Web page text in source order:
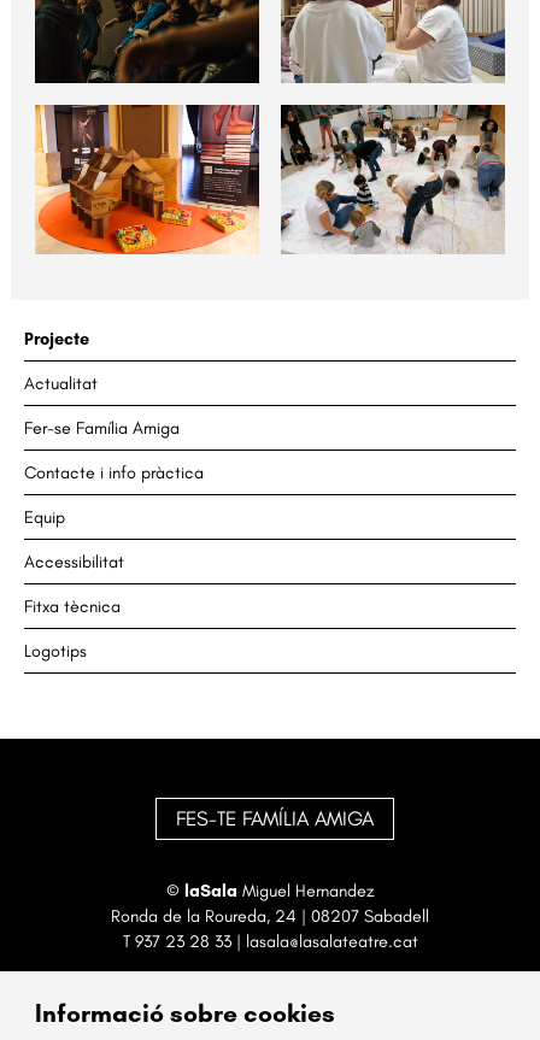
Projecte
Actualitat
Fer-se Família Amiga
Contacte i info pràctica
Equip
Accessibilitat
Fitxa tècnica
Logotips
FES-TE FAMÍLIA AMIGA
© laSala Miguel Hernandez
Ronda de la Roureda, 24 | 08207 Sabadell
T 937 23 28 33| lasala@lasalateatre.cat
Informació sobre cookies